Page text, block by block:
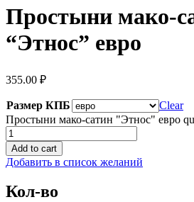
Простыни мако-
“Этнос” евро
355.00 ₽
Размер КПБ
Clear
Простыни мако-сатин "Этнос" евро
Add to cart
Добавить в список желаний
Кол-во